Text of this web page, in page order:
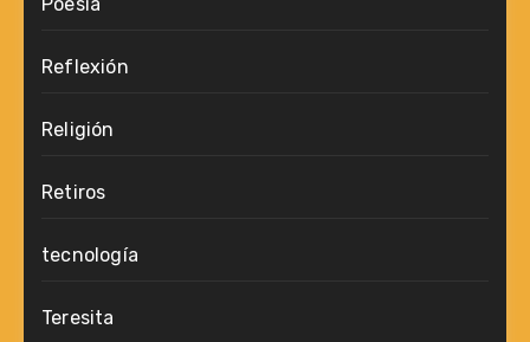
Reflexión
Religión
Retiros
tecnología
Teresita